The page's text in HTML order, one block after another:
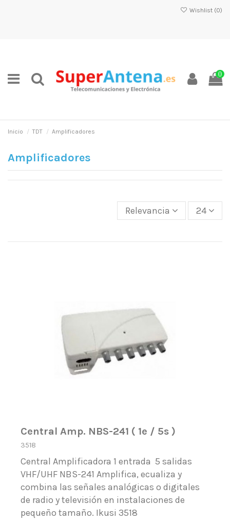
Wishlist (0)
0
Inicio TDT Amplificadores
Amplificadores
Relevancia 24
Central Amp. NBS-241 ( 1e / 5s )
3518
Central Amplificadora 1 entrada 5 salidas
VHF/UHF NBS-241 Amplifica, ecualiza y
combina las señales analógicas o digitales
de radio y televisión en instalaciones de
pequeño tamaño. Ikusi 3518